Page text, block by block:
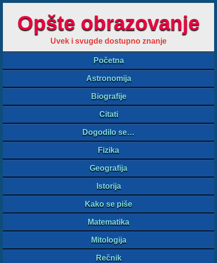
Opšte obrazovanje
Uvek i svugde dostupno znanje
Početna
Astronomija
Biografije
Citati
Dogodilo se…
Fizika
Geografija
Istorija
Kako se piše
Matematika
Mitologija
Rečnik